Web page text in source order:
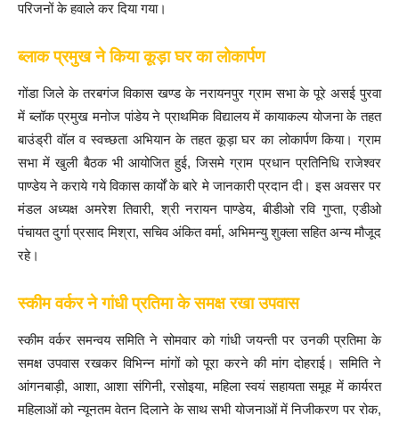
परिजनों के हवाले कर दिया गया।
ब्लाक प्रमुख ने किया कूड़ा घर का लोकार्पण
गोंडा जिले के तरबगंज विकास खण्ड के नरायनपुर ग्राम सभा के पूरे असई पुरवा
में ब्लॉक प्रमुख मनोज पांडेय ने प्राथमिक विद्यालय में कायाकल्प योजना के तहत
बाउंड्री वॉल व स्वच्छता अभियान के तहत कूड़ा घर का लोकार्पण किया। ग्राम
सभा में खुली बैठक भी आयोजित हुई, जिसमे ग्राम प्रधान प्रतिनिधि राजेश्वर
पाण्डेय ने कराये गये विकास कार्यों के बारे मे जानकारी प्रदान दी। इस अवसर पर
मंडल अध्यक्ष अमरेश तिवारी, श्री नरायन पाण्डेय, बीडीओ रवि गुप्ता, एडीओ
पंचायत दुर्गा प्रसाद मिश्रा, सचिव अंकित वर्मा, अभिमन्यु शुक्ला सहित अन्य मौजूद
रहे।
स्कीम वर्कर ने गांधी प्रतिमा के समक्ष रखा उपवास
स्कीम वर्कर समन्वय समिति ने सोमवार को गांधी जयन्ती पर उनकी प्रतिमा के
समक्ष उपवास रखकर विभिन्न मांगों को पूरा करने की मांग दोहराई। समिति ने
आंगनबाड़ी, आशा, आशा संगिनी, रसोइया, महिला स्वयं सहायता समूह में कार्यरत
महिलाओं को न्यूनतम वेतन दिलाने के साथ सभी योजनाओं में निजीकरण पर रोक,